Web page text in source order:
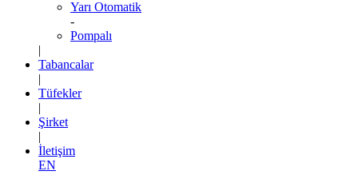
Yarı Otomatik
-
Pompalı
|
Tabancalar
|
Tüfekler
|
Şirket
|
İletişim
EN